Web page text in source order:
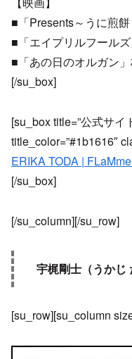
■「Presents～うに煎
■「エイプリルフール
■「あの日のオルガン
[/su_box]
[su_box title=”公式サイ
title_color=”#1b1616″
ERIKA TODA |
[/su_box]
[/su_column][/su_row]
宇梶剛士（うかじ
[su_row][su_column